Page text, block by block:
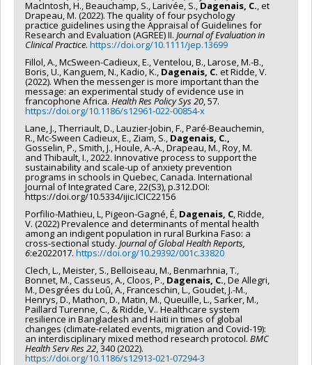
MacIntosh, H., Beauchamp, S., Larivée, S.,Dagenais, C. , et
Drapeau, M. (2022). The quality of four psychology
practice guidelines using the Appraisal of Guidelines for
Research and Evaluation (AGREE) II. Journal of Evaluation in
Clinical Practice. https://doi.org/10.1111/jep.13699
Fillol, A., McSween-Cadieux, E., Ventelou, B., Larose, M.-B.,
Boris, U., Kanguem, N., Kadio, K., Dagenais, C. et Ridde, V.
(2022). When the messenger is more important than the
message: an experimental study of evidence use in
francophone Africa. Health Res Policy Sys 20 , 57.
https://doi.org/10.1186/s12961-022-00854-x
Lane, J., Therriault, D., Lauzier-Jobin, F., Paré-Beauchemin,
R., Mc-Sween Cadieux, E., Ziam, S., Dagenais, C.,
Gosselin, P., Smith, J., Houle, A.-A., Drapeau, M., Roy, M.
and Thibault, I., 2022. Innovative process to support the
sustainability and scale-up of anxiety prevention
programs in schools in Quebec, Canada. International
Journal of Integrated Care, 22(S3), p.312.DOI:
https://doi.org/10.5334/ijic.ICIC22156
Porfilio-Mathieu, L, Pigeon-Gagné, É, Dagenais, C , Ridde,
V. (2022) Prevalence and determinants of mental health
among an indigent population in rural Burkina Faso: a
cross-sectional study.Journal of Global Health Reports,
6:e2022017. https://doi.org/10.29392/001c.33820
Clech, L., Meister, S., Belloiseau, M., Benmarhnia, T.,
Bonnet, M., Casseus, A., Cloos, P., Dagenais, C. , De Allegri,
M., Desgrées du Loû, A., Franceschin, L., Goudet, J.-M.,
Henrys, D., Mathon, D., Matin, M., Queuille, L., Sarker, M.,
Paillard Turenne, C., & Ridde, V.. Healthcare system
resilience in Bangladesh and Haiti in times of global
changes (climate-related events, migration and Covid-19):
an interdisciplinary mixed method research protocol. BMC
Health Serv Res 22 , 340 (2022).
https://doi.org/10.1186/s12913-021-07294-3